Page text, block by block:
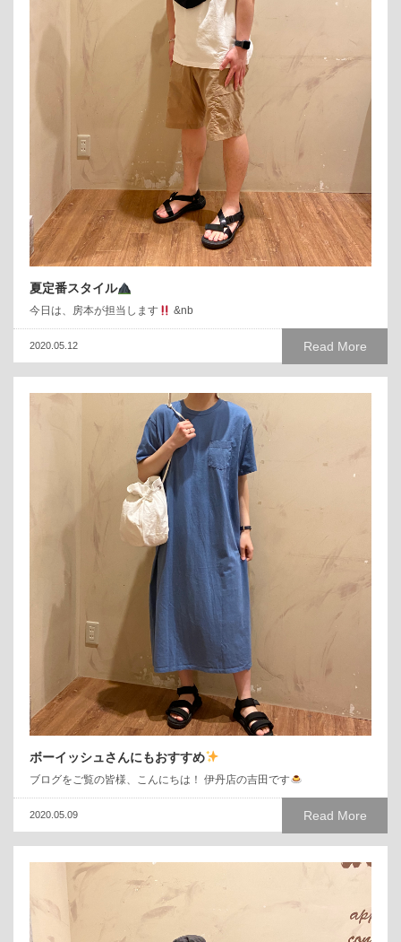
夏定番スタイル
今日は、房本が担当します &nb
Read More
2020.05.12
ボーイッシュさんにもおすすめ
ブログをご覧の皆様、こんにちは！ 伊丹店の吉田です
Read More
2020.05.09